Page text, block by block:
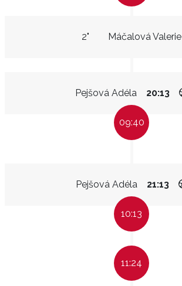
Máčalová Valerie
2"
Pejšová Adéla 20:13
09:40
Pejšová Adéla 21:13
10:13
11:24